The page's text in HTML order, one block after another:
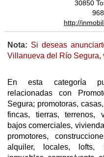
30850
http://
Nota: Si deseas
Villanueva del Río Segura,
En esta categoría
relacionadas con
Segura; promotoras,
fincas, tierras, terrenos,
bajos comerciales,
promotores,
alquiler, locales, lofts,